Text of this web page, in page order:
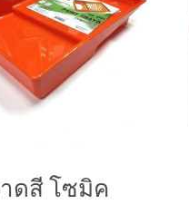
ดสี โซมิค